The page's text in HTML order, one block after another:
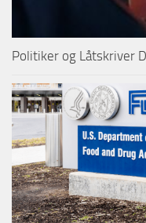
Politiker og Låtskriver